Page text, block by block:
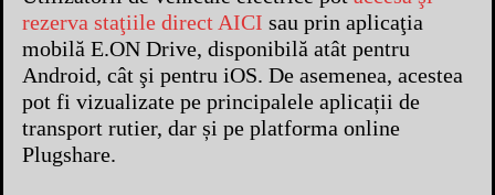
rezerva staţiile direct AICI sau prin aplicaţia
mobilă E.ON Drive, disponibilă atât pentru
Android, cât şi pentru iOS. De asemenea, acestea
pot fi vizualizate pe principalele aplicații de
transport rutier, dar și pe platforma online
Plugshare.